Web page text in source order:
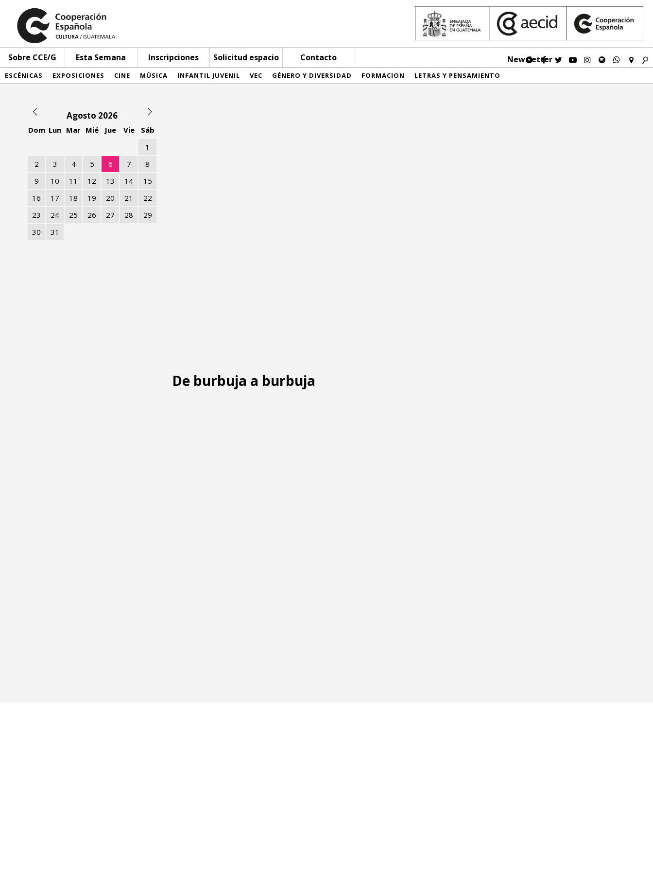
Sobre CCE/G Esta Semana Inscripciones Solicitud espacio Contacto Newsletter
ESCÉNICAS EXPOSICIONES CINE MÚSICA INFANTIL JUVENIL VEC GÉNERO Y DIVERSIDAD FORMACION LETRAS Y PENSAMIENTO
Agosto 2026
Dom Lun Mar Mié Jue Vie
Sáb
1
2
3 4 5 6 7
8
9
10 11 12 13 14
15
16
17 18 19 20 21
22
23
24 25 26 27 28
29
30
31
De burbuja a burbuja